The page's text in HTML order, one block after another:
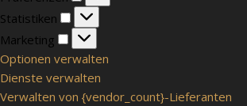
Statistiken
Statistiken
Marketing
Marketing
Optionen verwalten
Dienste verwalten
Verwalten von {vendor_count}-Lieferanten